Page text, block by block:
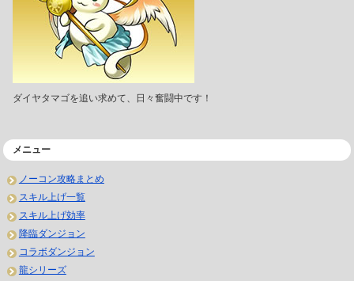
ダイヤタマゴを追い求めて、日々奮闘中です！
メニュー
ノーコン攻略まとめ
スキル上げ一覧
スキル上げ効率
降臨ダンジョン
コラボダンジョン
龍シリーズ